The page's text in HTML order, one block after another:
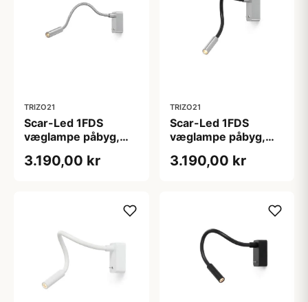
TRIZO21
Scar-Led 1FDS
væglampe påbyg,
3.190,00 kr
TRIZO21
Scar-Led 1FDS
væglampe påbyg,
3.190,00 kr